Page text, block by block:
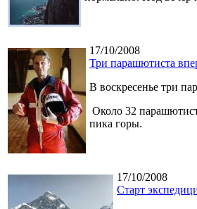
17/10/2008
Три парашютиста
В воскресенье три
Около 32
пика горы.
17/10/2008
Старт